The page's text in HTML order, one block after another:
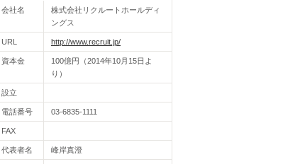
会社名
株式会社リクルートホールディ
ングス
URL http://www.recruit.jp/
資本金
100億円（2014年10月15日よ
り）
設立
電話番号 03-6835-1111
FAX
代表者名 峰岸真澄